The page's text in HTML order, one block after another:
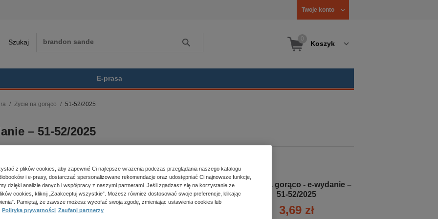
Twoje konto
Szukaj Szukaj Koszyk
E-prasa
psychologiczne
inne
historia
zdrowie
religie
Życie na gorąco 51-52/2025
– 51-52/2025
51-52/2025
dostępności:18.12.2025
Kupując otrzymujesz format:
Życie na gorąco - e-wydanie –
51-52/2025
3,69 zł
z plików cookies, aby zapewnić Ci najlepsze wrażenia podczas przeglądania naszego katalogu
i e-prasy, dostarczać spersonalizowane rekomendacje oraz udostępniać Ci najnowsze funkcje,
dzięki analizie danych i współpracy z naszymi partnerami. Jeśli zgadzasz się na korzystanie ze
cookies, kliknij „Zaakceptuj wszystkie”. Możesz również dostosować swoje preferencje, klikając
Pamiętaj, że zawsze możesz wycofać swoją zgodę, zmieniając ustawienia cookies lub
Polityka prywatności Zaufani partnerzy